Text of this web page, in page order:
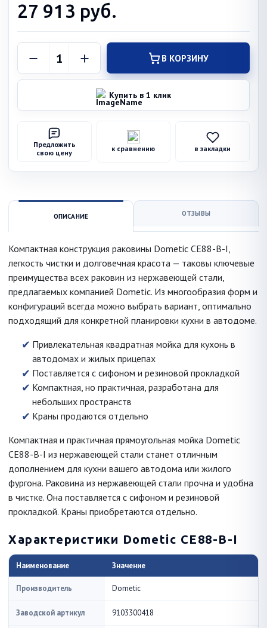
27 913 руб.
В КОРЗИНУ
Купить в 1 клик
Предложить
свою цену
к сравнению в закладки
ОПИСАНИЕ ОТЗЫВЫ
Компактная конструкция раковины Dometic CE88-B-I,
легкость чистки и долговечная красота — таковы ключевые
преимущества всех раковин из нержавеющей стали,
предлагаемых компанией Dometic. Из многообразия форм и
конфигураций всегда можно выбрать вариант, оптимально
подходящий для конкретной планировки кухни в автодоме.
Привлекательная квадратная мойка для кухонь в
автодомах и жилых прицепах
Поставляется с сифоном и резиновой прокладкой
Компактная, но практичная, разработана для
небольших пространств
Краны продаются отдельно
Компактная и практичная прямоугольная мойка Dometic
CE88-B-I из нержавеющей стали станет отличным
дополнением для кухни вашего автодома или жилого
фургона. Раковина из нержавеющей стали прочна и удобна
в чистке. Она поставляется с сифоном и резиновой
прокладкой. Краны приобретаются отдельно.
Характеристики Dometic CE88-B-I
Наименование Значение
Производитель Dometic
Заводской артикул 9103300418